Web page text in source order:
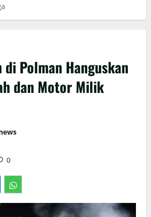
di Polman Hanguskan
dan Motor Milik
0